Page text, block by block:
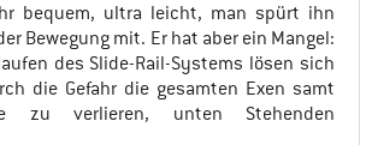
bequem, ultra leicht, man spürt ihn
Bewegung mit. Er hat aber ein Mangel:
des Slide-Rail-Systems lösen sich
die Gefahr die gesamten Exen samt
zu verlieren, unten Stehenden